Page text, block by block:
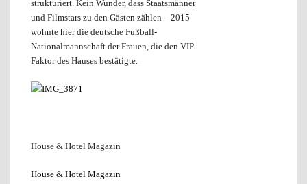
strukturiert. Kein Wunder, dass Staatsmänner
und Filmstars zu den Gästen zählen – 2015
wohnte hier die deutsche Fußball-
Nationalmannschaft der Frauen, die den VIP-
Faktor des Hauses bestätigte.
House & Hotel Magazin
House & Hotel Magazin